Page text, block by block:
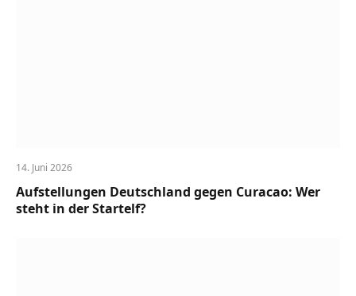
14. Juni 2026
Aufstellungen Deutschland gegen Curacao: Wer
steht in der Startelf?